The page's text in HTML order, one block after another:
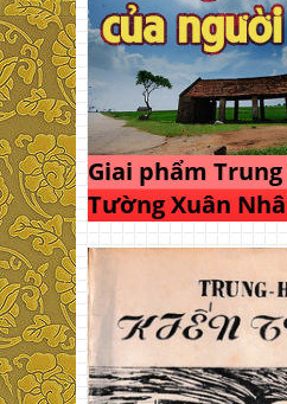
Giai phẩm
Tường Xuân